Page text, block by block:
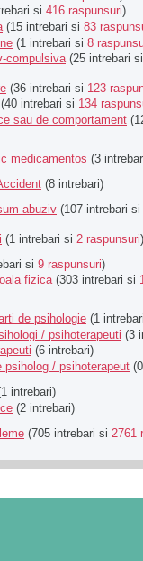
si 416 raspunsuri)
(15 intrebari si 83
(1 intrebari si 8
compulsiva(25 intrebari si
(36 intrebari si 123
(40 intrebari si 134
sau de comportament
medicamentos (3
(8 intrebari)
abuziv (107 intrebari si
(1 intrebari si 2 raspunsuri)
si 9 raspunsuri)
fizica(303 intrebari si
de psihologie (1
/ psihoterapeuti (3
(6 intrebari)
psiholog / psihoterapeut
intrebari)
(2 intrebari)
(705 intrebari si 2761